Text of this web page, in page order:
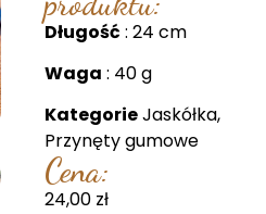
Długość : 24 cm
Waga : 40 g
KategorieJaskółka,
Przynęty gumowe
Cena:
24,00 zł